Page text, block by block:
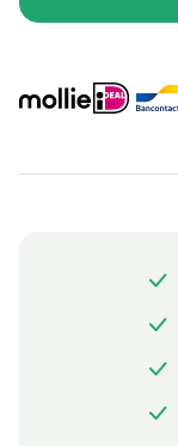
x
cm